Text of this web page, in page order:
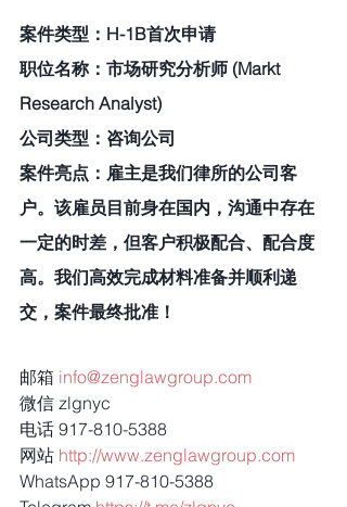
案件类型：H-1B首次申请
职位名称：市场研究分析师 (Markt
Research Analyst)
公司类型：咨询公司
案件亮点：雇主是我们律所的公司客
户。该雇员目前身在国内，沟通中存在
一定的时差，但客户积极配合、配合度
高。我们高效完成材料准备并顺利递
交，案件最终批准！
邮箱 info@zenglawgroup.com
微信 zlgnyc
电话 917-810-5388
网站 http://www.zenglawgroup.com
WhatsApp 917-810-5388